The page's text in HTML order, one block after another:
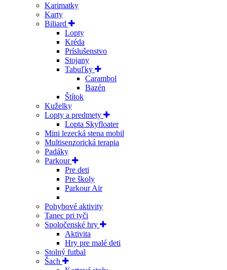
Karimatky
Karty
Biliard
Lopty
Kréda
Príslušenstvo
Stojany
Tabuľky
Carambol
Bazén
Štítok
Kuželky
Lopty a predmety
Lopta Skyfloater
Mini lezecká stena mobil
Multisenzorická terapia
Padáky
Parkour
Pre deti
Pre školy
Parkour Air
Pohybové aktivity
Tanec pri tyči
Spoločenské hry
Aktivita
Hry pre malé deti
Stolný futbal
Šach